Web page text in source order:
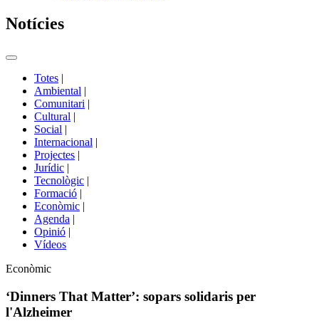
Notícies
Commutador
portals
Totes |
Ambiental |
Comunitari |
Cultural |
Social |
Internacional |
Projectes |
Jurídic |
Tecnològic |
Formació |
Econòmic |
Agenda |
Opinió |
Vídeos
Àmbit
la
notícia
Econòmic
‘Dinners That Matter’: sopars solidaris per
l'Alzheimer